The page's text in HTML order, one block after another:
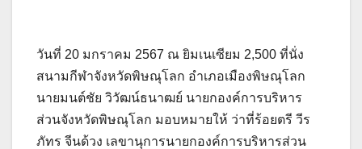
วันที่ 20 มกราคม 2567 ณ ยิมเนเซียม 2,500 ที่นั่ง
สนามกีฬาจังหวัดพิษณุโลก อำเภอเมืองพิษณุโลก
นายมนต์ชัย วิวัฒน์ธนาฒย์ นายกองค์การบริหาร
ส่วนจังหวัดพิษณุโลก มอบหมายให้ ว่าที่ร้อยตรี วีร
ภัทร จีนด้วง เลขานุการนายกองค์การบริหารส่วน